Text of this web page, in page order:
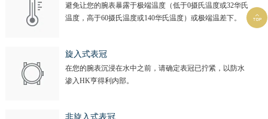
避免让您的腕表暴露于极端温度（低于0摄氏温度或32华氏
温度，高于60摄氏温度或140华氏温度）或极端温差下。
旋入式表冠
在您的腕表沉浸在水中之前，请确定表冠已拧紧，以防水
渗入HK亨得利内部。
非旋入式表冠
